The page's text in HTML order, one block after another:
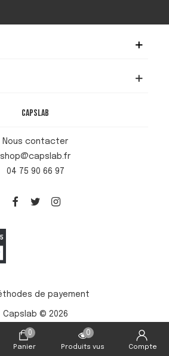
Capslab
Nous contacter
shop@capslab.fr
04 75 90 66 97
Capslab © 2026
Panier
0
Produits vus
0
Compte